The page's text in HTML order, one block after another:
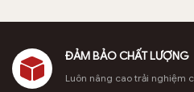
ĐẢM BẢO CHẤT LƯỢNG
Luôn nâng cao trải nghiệm